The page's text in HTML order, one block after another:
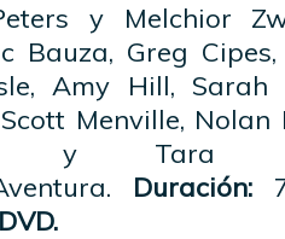
y Melchior
Bauza, Greg
Amy Hill, Sarah
Menville,
y Tara
Duración: